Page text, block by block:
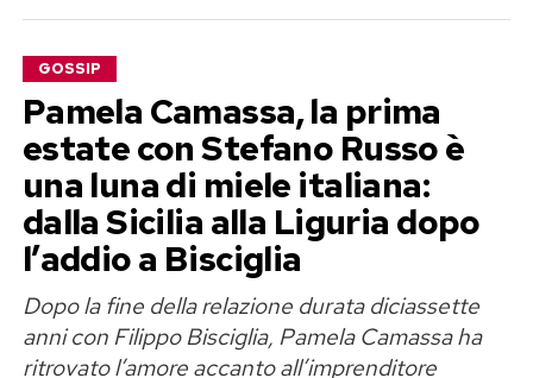
Per il momento, però, conviene tenere lo
champagne in frigorifero. Si parla di trattative,
contatti e candidature, non di concorrenti
ufficiali. Il cast definitivo resta segreto e
Mediaset non ha ancora annunciato chi varcherà
davvero la soglia della Casa.
Grande Fratello Vip 2026, Aldo
GOSSIP
Pamela Camassa, la prima
estate con Stefano Russo è
una luna di miele italiana:
dalla Sicilia alla Liguria dopo
l’addio a Bisciglia
Dopo la fine della relazione durata diciassette
anni con Filippo Bisciglia, Pamela Camassa ha
ritrovato l’amore accanto all’imprenditore